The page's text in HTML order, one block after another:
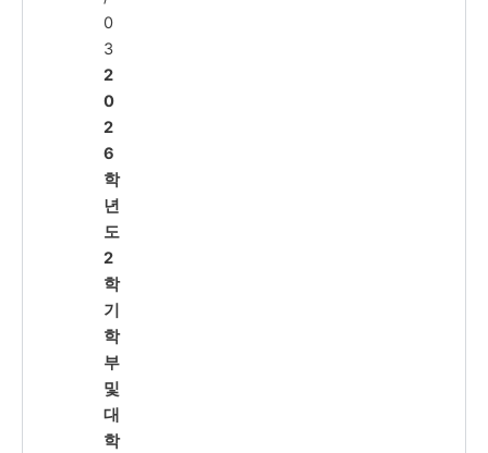
0
3
2
0
2
6
학
년
도
2
학
기
학
부
및
대
학